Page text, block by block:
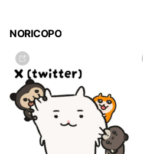
・2016年～LINEスタンプ第一弾発
・2018年12月31日～2024年4月1
小学館アプリ「マンガワン」フ
・2023年〜中国・台湾展開
・2026年 クソハムちゃん10周年
SNSハッシュタグ「#クソハムちゃ
NORICOPO